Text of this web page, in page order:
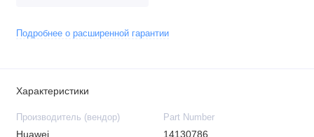
Подробнее о расширенной гарантии
Характеристики
Производитель (вендор)
Huawei
Part Number
14130786